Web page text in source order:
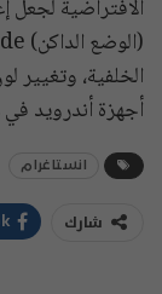
الافتراضية لجعل
الخلفية، وتغيير
أجهزة أندرويد
انستاغرام
شارك